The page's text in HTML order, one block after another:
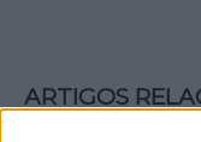
ARTIGOS